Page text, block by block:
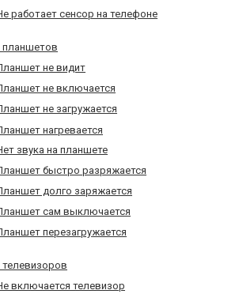
работает сенсор на телефоне
планшетов
не видит
не включается
не загружается
нагревается
звука на планшете
быстро разряжается
долго заряжается
сам выключается
перезагружается
включается телевизор